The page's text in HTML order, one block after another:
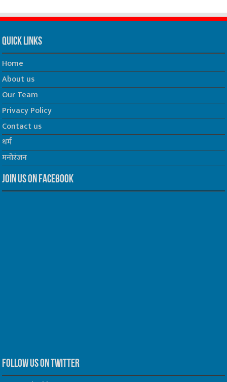
Quick Links
Home
About us
Our Team
Privacy Policy
Contact us
धर्म
मनोरंजन
Join us on Facebook
Follow us on Twitter